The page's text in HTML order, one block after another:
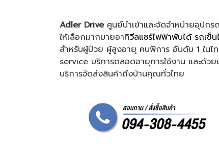
Adler Driveศูนย์นำเข้าและจัดจำหน่ายอุปก
ให้เลือกมากมายอาทิวีลแชร์ไฟฟ้าพับได้ รถเข็
สำหรับผู้ป่วย ผู้สูงอายุ คนพิการ อันดับ 1 ใน
service บริการตลอดอายุการใช้งาน และด้ว
บริการจัดส่งสินค้าถึงบ้านคุณทั่วไทย